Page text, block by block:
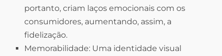
portanto, criam laços emocionais com os
consumidores, aumentando, assim, a
fidelização.
Memorabilidade: Uma identidade visual